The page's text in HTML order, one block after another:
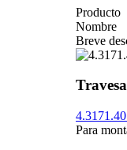
Producto
Nombre
Breve
Para